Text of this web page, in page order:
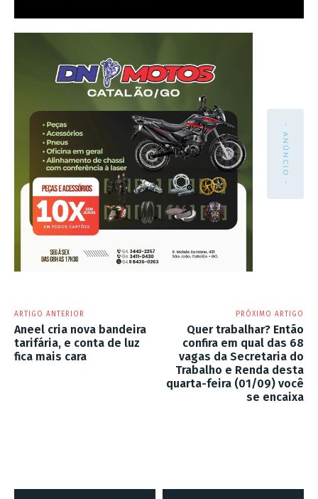
- ANÚNCIO -
ARTIGO ANTERIOR
Aneel cria nova bandeira
tarifária, e conta de luz
fica mais cara
PRÓXIMO ARTIGO
Quer trabalhar? Então
confira em qual das 68
vagas da Secretaria do
Trabalho e Renda desta
quarta-feira (01/09) você
se encaixa